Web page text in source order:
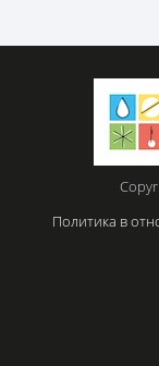
Политика в